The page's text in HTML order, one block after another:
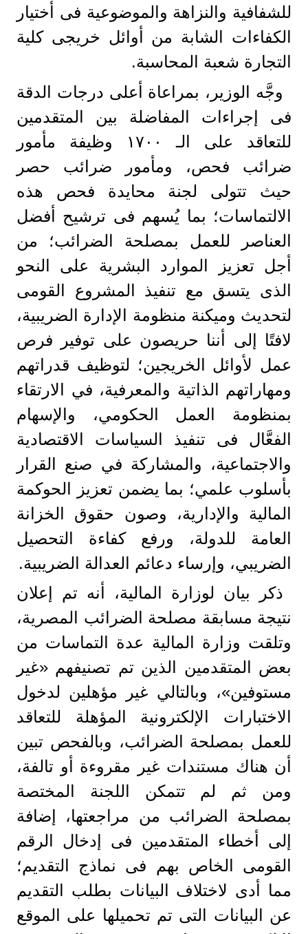
للشفافية والنزاهة والموضوعية فى أختيار
الكفاءات الشابة من أوائل خريجى كلية
التجارة شعبة المحاسبة.
وجَّه الوزير، بمراعاة أعلى درجات الدقة
فى إجراءات المفاضلة بين المتقدمين
للتعاقد على الـ ١٧٠٠ وظيفة مأمور
ضرائب فحص، ومأمور ضرائب حصر
حيث تتولى لجنة محايدة فحص هذه
الالتماسات؛ بما يُسهم فى ترشيح أفضل
العناصر للعمل بمصلحة الضرائب؛ من
أجل تعزيز الموارد البشرية على النحو
الذى يتسق مع تنفيذ المشروع القومى
لتحديث وميكنة منظومة الإدارة الضريبية،
لافتًا إلى أننا حريصون على توفير فرص
عمل لأوائل الخريجين؛ لتوظيف قدراتهم
ومهاراتهم الذاتية والمعرفية، في الارتقاء
بمنظومة العمل الحكومي، والإسهام
الفعَّال فى تنفيذ السياسات الاقتصادية
والاجتماعية، والمشاركة في صنع القرار
بأسلوب علمي؛ بما يضمن تعزيز الحوكمة
المالية والإدارية، وصون حقوق الخزانة
العامة للدولة، ورفع كفاءة التحصيل
الضريبي، وإرساء دعائم العدالة الضريبية.
ذكر بيان لوزارة المالية، أنه تم إعلان
نتيجة مسابقة مصلحة الضرائب المصرية،
وتلقت وزارة المالية عدة التماسات من
بعض المتقدمين الذين تم تصنيفهم «غير
مستوفين»، وبالتالي غير مؤهلين لدخول
الاختبارات الإلكترونية المؤهلة للتعاقد
للعمل بمصلحة الضرائب، وبالفحص تبين
أن هناك مستندات غير مقروءة أو تالفة،
ومن ثم لم تتمكن اللجنة المختصة
بمصلحة الضرائب من مراجعتها، إضافة
إلى أخطاء المتقدمين فى إدخال الرقم
القومى الخاص بهم فى نماذج التقديم؛
مما أدى لاختلاف البيانات بطلب التقديم
عن البيانات التى تم تحميلها على الموقع